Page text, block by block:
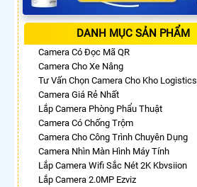
DANH MỤC SẢN PHẨM
Camera Có Đọc Mã QR
Camera Cho Xe Nâng
Tư Vấn Chọn Camera Cho Kho Logistics
Camera Giá Rẻ Nhất
Lắp Camera Phòng Phẩu Thuật
Camera Có Chống Trộm
Camera Cho Công Trình Chuyên Dụng
Camera Nhìn Màn Hình Máy Tính
Lắp Camera Wifi Sắc Nét 2K Kbvsiion
Lắp Camera 2.0MP Ezviz